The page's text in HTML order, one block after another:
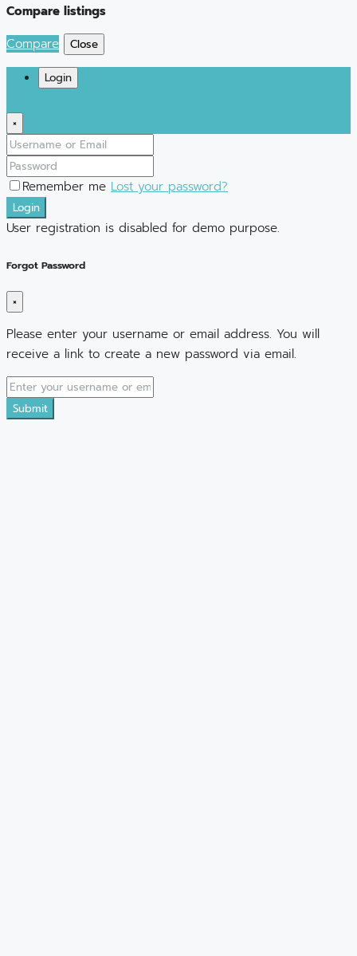
Compare listings
Compare
Close
Login
×
Remember me Lost your password?
Login
User registration is disabled for demo purpose.
Forgot Password
×
Please enter your username or email address. You will
receive a link to create a new password via email.
Submit